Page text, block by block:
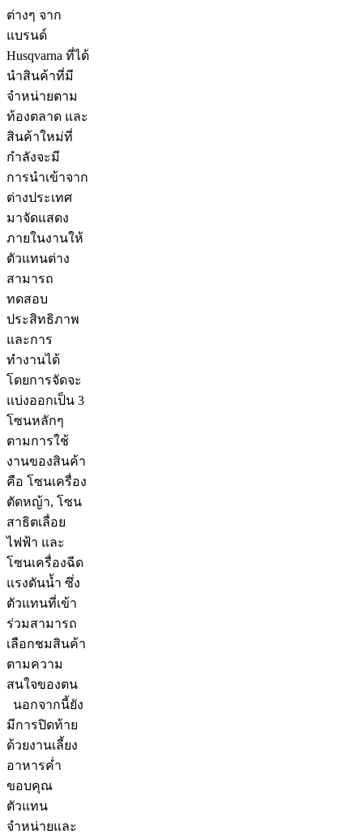
ต่างๆ จาก
แบรนด์
Husqvarna ที่ได้
นำสินค้าที่มี
จำหน่ายตาม
ท้องตลาด และ
สินค้าใหม่ที่
กำลังจะมี
การนำเข้าจาก
ต่างประเทศ
มาจัดแสดง
ภายในงานให้
ตัวแทนต่าง
สามารถ
ทดสอบ
ประสิทธิภาพ
และการ
ทำงานได้
โดยการจัดจะ
แบ่งออกเป็น 3
โซนหลักๆ
ตามการใช้
งานของสินค้า
คือ โซนเครื่อง
ตัดหญ้า, โซน
สาธิตเลื่อย
ไฟฟ้า และ
โซนเครื่องฉีด
แรงดันน้ำ ซึ่ง
ตัวแทนที่เข้า
ร่วมสามารถ
เลือกชมสินค้า
ตามความ
สนใจของตน
นอกจากนี้ยัง
มีการปิดท้าย
ด้วยงานเลี้ยง
อาหารค่ำ
ขอบคุณ
ตัวแทน
จำหน่ายและ